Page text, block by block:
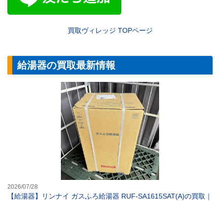
買取ヴィレッジ TOPページ
給湯器の買取最新情報
2026/07/28
【給湯器】リンナイ ガスふろ給湯器 RUF-SA1615SAT(A)の買取｜